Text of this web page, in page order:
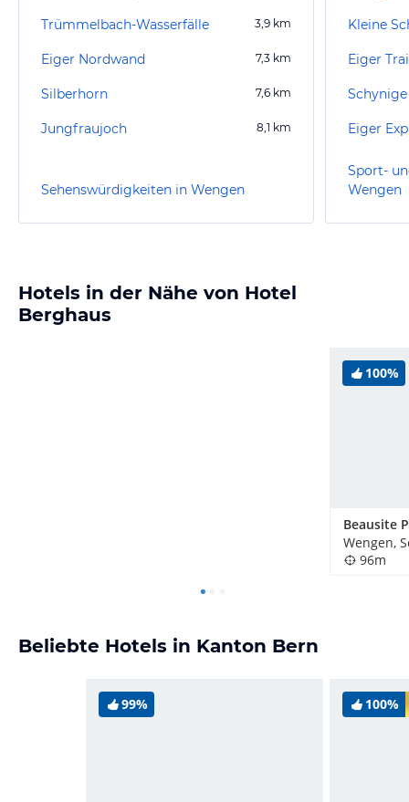
Trümmelbach-Wasserfälle 3,9 km
Eiger Nordwand 7,3 km
Silberhorn 7,6 km
Jungfraujoch 8,1 km
Sehenswürdigkeiten in Wengen
Kleine
Eiger
Eiger
Sport-
Wengen
Hotels in der Nähe von Hotel
Berghaus
100%
Wengen,
96m
Beliebte Hotels in Kanton Bern
99% 100%